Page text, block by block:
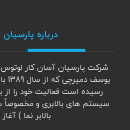
درباره پارسیان
شرکت پارسیان آسان کار
رسیده است فعالیت خود را از
سیستم های بالابری و
بالابر نما )